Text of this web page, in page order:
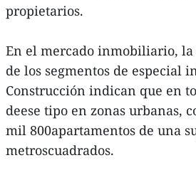
propietarios.
En el mercado inmobiliario,
de los segmentos de especial
Construcción indican que en
deese tipo en zonas urbanas,
mil 800apartamentos de una
metroscuadrados.